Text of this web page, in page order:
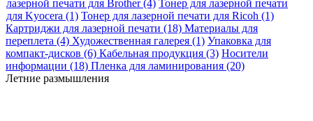
лазерной печати для Brother (4) Тонер для лазерной печати
для Kyocera (1) Тонер для лазерной печати для Ricoh (1)
Картриджи для лазерной печати (18) Материалы для
переплета (4) Художественная галерея (1) Упаковка для
компакт-дисков (6) Кабельная продукция (3) Носители
информации (18) Пленка для ламинирования (20)
Летние размышления